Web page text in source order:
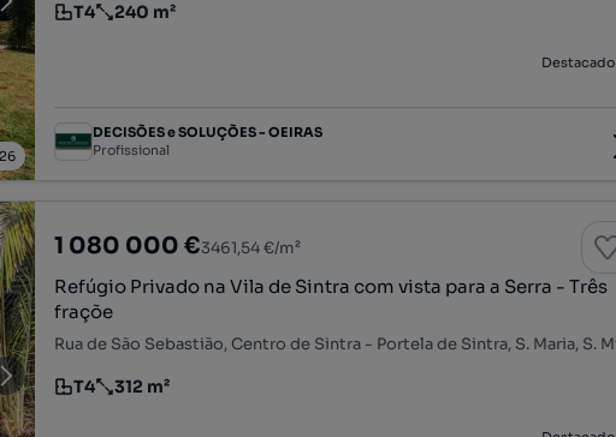
26
Tipologia
T4
Preço por metro quadrado
240 m²
Destacado
DECISÕES e SOLUÇÕES - OEIRAS
Profissional
1 080 000 €3461,54 €/m²
Refúgio Privado na Vila de Sintra com vista para a Serra - Três
fraçõe
Tipologia
T4
Preço por metro quadrado
312 m²